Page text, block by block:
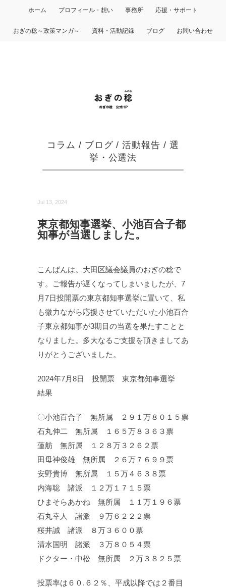
ホーム プロフィール・想い 事務所 応援・サポート
おぎの稔～政策マンガ～ 資料・活動記録 ブログ お問い合わせ
コラム / ブログ/活動報告 / 選
挙・公選法
Jul 13, 2024
東京都知事選挙、小池百合子都
知事が当選しました。
こんばんは。大田区議会議員のおぎの稔で
す。ご報告が遅くなってしまいましたが、7
月7日投開票の東京都知事選挙に置いて、私
も微力ながら応援させていただいた小池百合
子東京都知事が3期目の当選を果たすことと
なりました。多大なるご支援を頂きましてあ
りがとうございました。
2024年7月8日 投開票 東京都知事選挙
結果
〇小池百合子 無所属 ２９１万８０１５票
石丸伸二 無所属 １６５万８３６３票
蓮舫 無所属 １２８万３２６２票
田母神俊雄 無所属 ２６万７６９９票
安野貴博 無所属 １５万４６３８票
内海聡 諸派 １２万１７１５票
ひまそらあかね 無所属 １１万１９６票
石丸幸人 諸派 ９万６２２２票
桜井誠 諸派 ８万３６００票
清水国明 諸派 ３万８０５４票
ドクター・中松 無所属 ２万３８２５票
投票率は６０.６２％、平成以降では２番目